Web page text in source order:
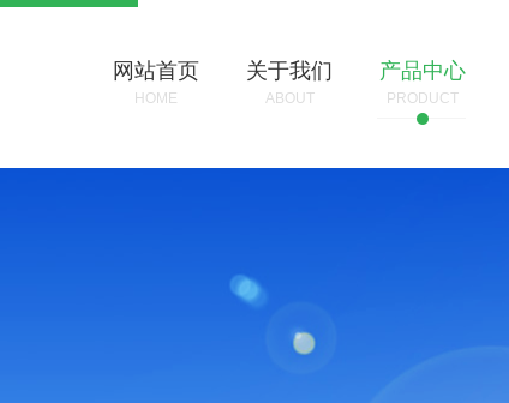
网站首页
HOME
关于我们
ABOUT
产品中心
PRODUCT